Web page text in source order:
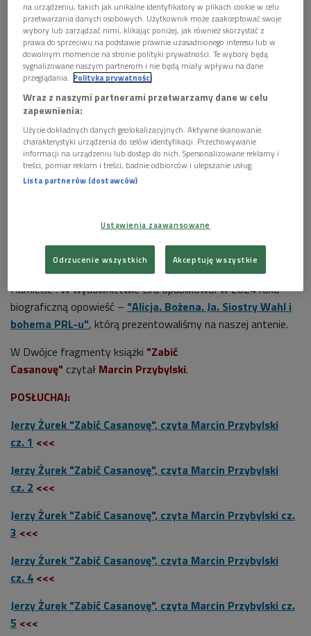
pewnością, że Giovanni Giacomo Casanova od października
1765 roku do lipca 1766 roku był w Polsce. Przebywał
głównie w Warszawie, gdzie zdążył narobić sobie długów,
popaść w niełaskę u króla i odbyć pojedynek na pistolety z
samym podstolim wielkim koronnym Branickim.
Zasłynął jako legendarny kochanek, żądny przygód i podbojów
miłosnych, które skrzętnie opisał w swoich pamiętnikach
zatytułowanych "Historia mojego życia". To bogata skarbnica
wiedzy o obyczajach XVIII wiecznej Europy. Wnikliwi badacze
przypisują mu romanse z ponad stu kochankami, a jego
powieści m.in. "Biała Góra", tomu opowiadań i ośmiu sztuk
teatralnych, pośród nich: "Sto rąk, sto sztyletów" i "Po
Hamlecie". W wydawnictwie Lira opublikował w 2024 roku
biograficzną opowieść – "Alicja. Bożena. Ja. Siostry Wahl i
bohema PRL-u", którą prezentowaliśmy na naszej antenie.
W Dwójce fragmenty książki "Zabić
Casanovę" czytał Marcin Przybylski.
POSŁUCHAJ:
Jerzy Żurek "Zabić Casanovę", czyta Marcin Przybylski
cz. 1 <<<
Jerzy Żurek "Zabić Casanovę", czyta Marcin Przybylski
cz. 2 <<<
Jerzy Żurek "Zabić Casanovę", czyta Marcin Przybylski cz.
3 <<<
Jerzy Żurek "Zabić Casanovę", czyta Marcin Przybylski
cz. 4 <<<
Jerzy Żurek "Zabić Casanovę", czyta Marcin Przybylski cz.
5 <<<
na urządzeniu, takich jak unikalne identyfikatory w plikach cookie w celu
przetwarzania danych osobowych. Użytkownik może zaakceptować swoje
wybory lub zarządzać nimi, klikając poniżej, jak również skorzystać z
prawa do sprzeciwu na podstawie prawnie uzasadnionego interesu lub w
dowolnym momencie na stronie polityki prywatności. Te wybory będą
sygnalizowane naszym partnerom i nie będą miały wpływu na dane
przeglądania. Polityka prywatności
Wraz z naszymi partnerami przetwarzamy dane w celu
zapewnienia:
Użycie dokładnych danych geolokalizacyjnych. Aktywne skanowanie
charakterystyki urządzenia do celów identyfikacji. Przechowywanie
informacji na urządzeniu lub dostęp do nich. Spersonalizowane reklamy i
treści, pomiar reklam i treści, badnie odbiorców i ulepszanie usług.
Lista partnerów (dostawców)
Ustawienia zaawansowane
Odrzucenie wszystkich Akceptuję wszystkie